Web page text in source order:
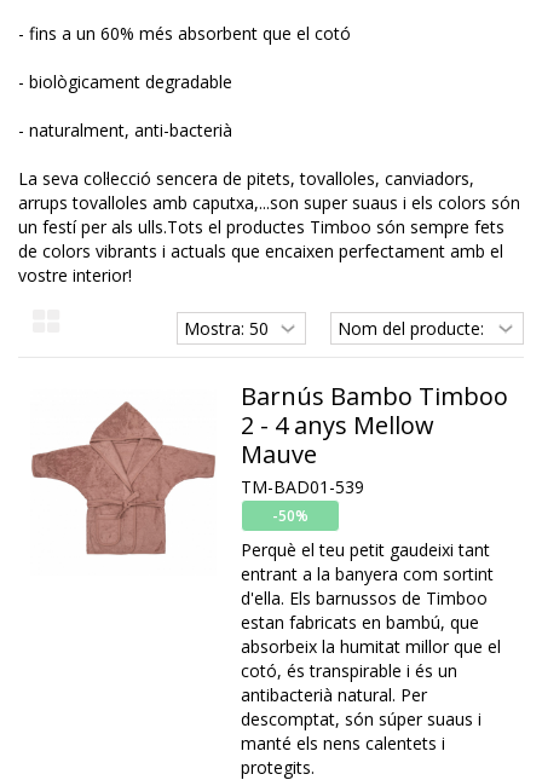
- fins a un 60% més absorbent que el cotó
- biològicament degradable
- naturalment, anti-bacterià
La seva col·lecció sencera de pitets, tovalloles, canviadors,
arrups tovalloles amb caputxa,...son super suaus i els colors són
un festí per als ulls.Tots el productes Timboo són sempre fets
de colors vibrants i actuals que encaixen perfectament amb el
vostre interior!
Barnús Bambo Timboo
2 - 4 anys Mellow
Mauve
TM-BAD01-539
-50%
Perquè el teu petit gaudeixi tant
entrant a la banyera com sortint
d'ella. Els barnussos de Timboo
estan fabricats en bambú, que
absorbeix la humitat millor que el
cotó, és transpirable i és un
antibacterià natural. Per
descomptat, són súper suaus i
manté els nens calentets i
protegits.